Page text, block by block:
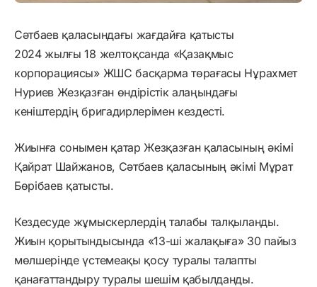
Сәтбаев қаласындағы жағдайға қатысты
2024 жылғы 18 желтоқсанда «Қазақмыс
корпорациясы» ЖШС басқарма төрағасы Нұрахмет
Нуриев Жезқазған өндірістік алаңындағы
кеніштердің бригадирлерімен кездесті.
Жиынға сонымен қатар Жезқазған қаласының әкімі
Қайрат Шайжанов, Сәтбаев қаласының әкімі Мұрат
Бөрібаев қатысты.
Кездесуде жұмыскерлердің талабы талқыланды.
Жиын қорытындысында «13-ші жалақыға» 30 пайыз
мөлшерінде үстемеақы қосу туралы талапты
қанағаттандыру туралы шешім қабылданды.